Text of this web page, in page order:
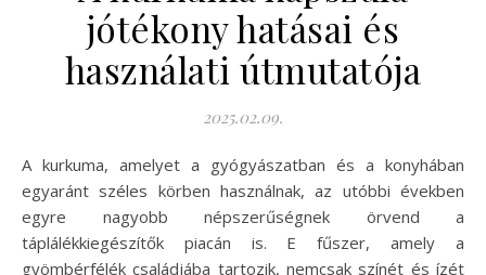
jótékony hatásai és
használati útmutatója
2025.02.09.
A kurkuma, amelyet a gyógyászatban és a konyhában
egyaránt széles körben használnak, az utóbbi években
egyre nagyobb népszerűségnek örvend a
táplálékkiegészítők piacán is. E fűszer, amely a
gyömbérfélék családjába tartozik, nemcsak színét és ízét